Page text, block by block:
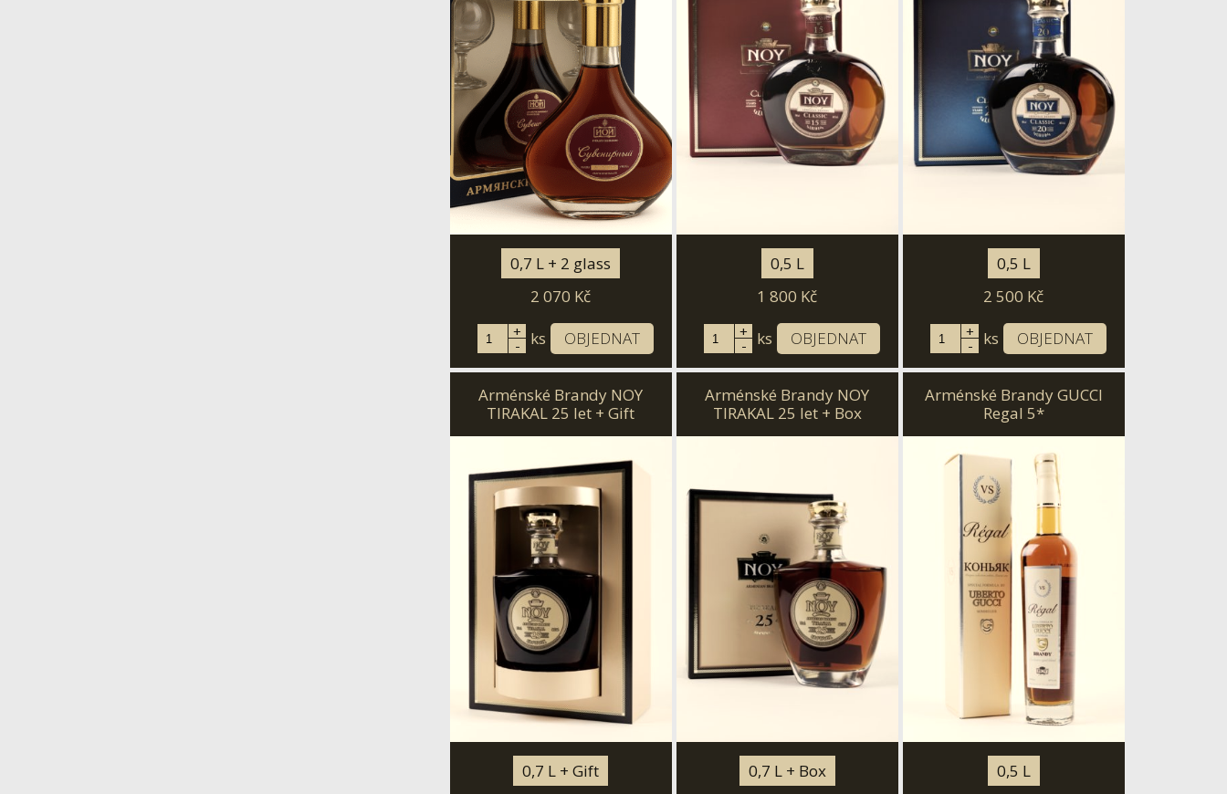
0,7 L + 2 glass
2 070 Kč
+
- ks OBJEDNAT
0,5 L
1 800 Kč
+
- ks OBJEDNAT
0,5 L
2 500 Kč
+
- ks OBJEDNAT
Arménské Brandy NOY
TIRAKAL 25 let + Gift
0,7 L + Gift
Arménské Brandy NOY
TIRAKAL 25 let + Box
0,7 L + Box
Arménské Brandy GUCCI
Regal 5*
0,5 L